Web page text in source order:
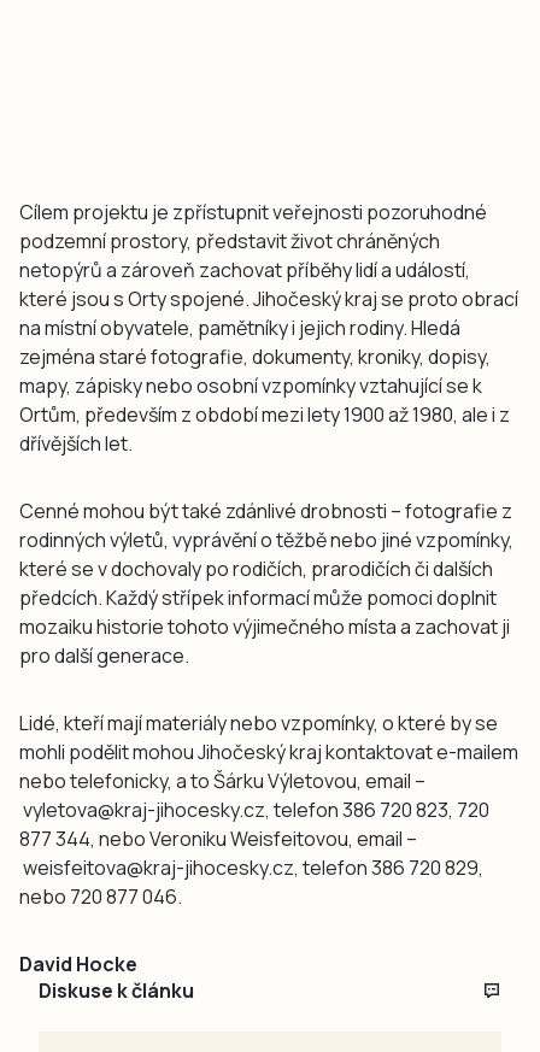
Cílem projektu je zpřístupnit veřejnosti pozoruhodné
podzemní prostory, představit život chráněných
netopýrů a zároveň zachovat příběhy lidí a událostí,
které jsou s Orty spojené. Jihočeský kraj se proto obrací
na místní obyvatele, pamětníky i jejich rodiny. Hledá
zejména staré fotografie, dokumenty, kroniky, dopisy,
mapy, zápisky nebo osobní vzpomínky vztahující se k
Ortům, především z období mezi lety 1900 až 1980, ale i z
dřívějších let.
Cenné mohou být také zdánlivé drobnosti – fotografie z
rodinných výletů, vyprávění o těžbě nebo jiné vzpomínky,
které se v dochovaly po rodičích, prarodičích či dalších
předcích. Každý střípek informací může pomoci doplnit
mozaiku historie tohoto výjimečného místa a zachovat ji
pro další generace.
Lidé, kteří mají materiály nebo vzpomínky, o které by se
mohli podělit mohou Jihočeský kraj kontaktovat e-mailem
nebo telefonicky, a to Šárku Výletovou, email –
vyletova@kraj-jihocesky.cz, telefon 386 720 823, 720
877 344, nebo Veroniku Weisfeitovou, email –
weisfeitova@kraj-jihocesky.cz, telefon 386 720 829,
nebo 720 877 046.
David Hocke
Diskuse k článku